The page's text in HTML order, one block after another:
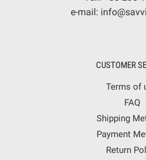
e-mail:
CUSTOMER
Terms of
FAQ
Shipping
Payment
Return